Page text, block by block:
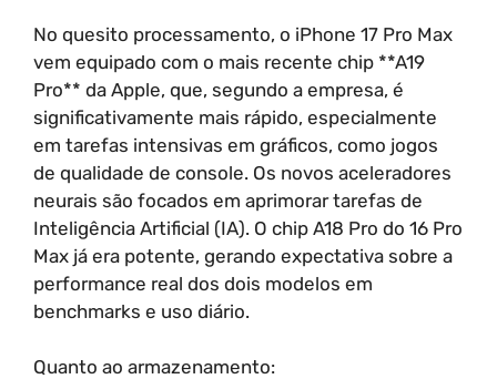
No quesito processamento, o iPhone 17 Pro Max
vem equipado com o mais recente chip **A19
Pro** da Apple, que, segundo a empresa, é
significativamente mais rápido, especialmente
em tarefas intensivas em gráficos, como jogos
de qualidade de console. Os novos aceleradores
neurais são focados em aprimorar tarefas de
Inteligência Artificial (IA). O chip A18 Pro do 16 Pro
Max já era potente, gerando expectativa sobre a
performance real dos dois modelos em
benchmarks e uso diário.
Quanto ao armazenamento: